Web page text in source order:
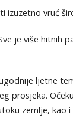
vruć
je više hitnih
ljetne
prosjeka.
zemlje, kao